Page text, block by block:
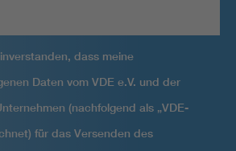
dass meine
Daten vom VDE e.V. und der
(nachfolgend als „VDE-
für das Versenden des